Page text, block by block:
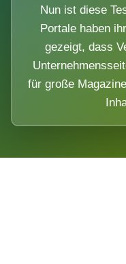
Nun ist diese
Portale haben
gezeigt, dass
für große